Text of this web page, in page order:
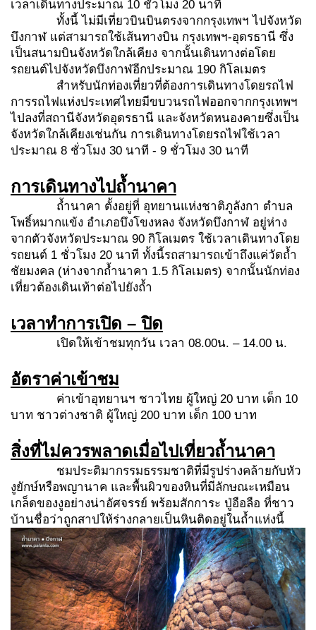
เวลาเดินทางประมาณ 10 ชั่วโมง 20 นาที
ทั้งนี้ ไม่มีเที่ยวบินบินตรงจากกรุงเทพฯ ไปจังหวัด
บึงกาฬ แต่สามารถใช้เส้นทางบิน กรุงเทพฯ-อุดรธานี ซึ่ง
เป็นสนามบินจังหวัดใกล้เคียง จากนั้นเดินทางต่อโดย
รถยนต์ไปจังหวัดบึงกาฬอีกประมาณ 190 กิโลเมตร
สำหรับนักท่องเที่ยวที่ต้องการเดินทางโดยรถไฟ
การรถไฟแห่งประเทศไทยมีขบวนรถไฟออกจากกรุงเทพฯ
ไปลงที่สถานีจังหวัดอุดรธานี และจังหวัดหนองคายซึ่งเป็น
จังหวัดใกล้เคียงเช่นกัน การเดินทางโดยรถไฟใช้เวลา
ประมาณ 8 ชั่วโมง 30 นาที - 9 ชั่วโมง 30 นาที
การเดินทางไปถ้ำนาคา
ถ้ำนาคา ตั้งอยู่ที่ อุทยานแห่งชาติภูลังกา ตำบล
โพธิ์หมากแข้ง อำเภอบึงโขงหลง จังหวัดบึงกาฬ อยู่ห่าง
จากตัวจังหวัดประมาณ 90 กิโลเมตร ใช้เวลาเดินทางโดย
รถยนต์ 1 ชั่วโมง 20 นาที ทั้งนี้รถสามารถเข้าถึงแค่วัดถ้ำ
ชัยมงคล (ห่างจากถ้ำนาคา 1.5 กิโลเมตร) จากนั้นนักท่อง
เที่ยวต้องเดินเท้าต่อไปยังถ้ำ
เวลาทำการเปิด – ปิด
เปิดให้เข้าชมทุกวัน เวลา 08.00น. – 14.00 น.
อัตราค่าเข้าชม
ค่าเข้าอุทยานฯ ชาวไทย ผู้ใหญ่ 20 บาท เด็ก 10
บาท ชาวต่างชาติ ผู้ใหญ่ 200 บาท เด็ก 100 บาท
สิ่งที่ไม่ควรพลาดเมื่อไปเที่ยวถ้ำนาคา
ชมประติมากรรมธรรมชาติที่มีรูปร่างคล้ายกับหัว
งูยักษ์หรือพญานาค และพื้นผิวของหินที่มีลักษณะเหมือน
เกล็ดของงูอย่างน่าอัศจรรย์ พร้อมสักการะ ปู่อือลือ ที่ชาว
บ้านชื่อว่าถูกสาปให้ร่างกลายเป็นหินติดอยู่ในถ้ำแห่งนี้